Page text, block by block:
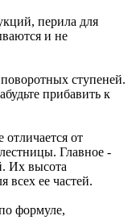
перила для
и не
ступеней.
прибавить к
от
Главное -
Их высота
всех ее частей.
формуле,